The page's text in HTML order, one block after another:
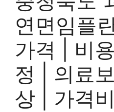
연면임플
가격 | 비
정 | 의료
상 | 가격